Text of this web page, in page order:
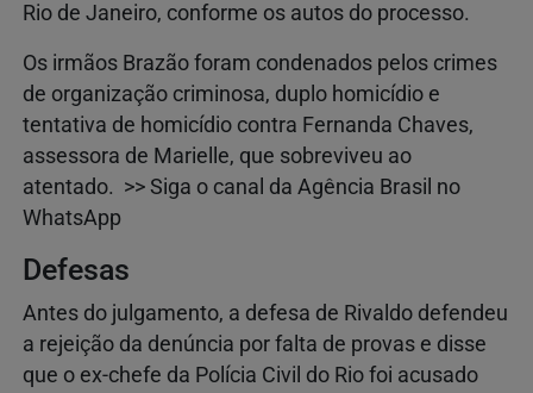
Rio de Janeiro, conforme os autos do processo.
Os irmãos Brazão foram condenados pelos crimes
de organização criminosa, duplo homicídio e
tentativa de homicídio contra Fernanda Chaves,
assessora de Marielle, que sobreviveu ao
atentado. >> Siga o canal da Agência Brasil no
WhatsApp
Defesas
Antes do julgamento, a defesa de Rivaldo defendeu
a rejeição da denúncia por falta de provas e disse
que o ex-chefe da Polícia Civil do Rio foi acusado